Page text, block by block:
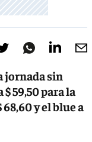
jornada sin
59,50 para la
y el blue a